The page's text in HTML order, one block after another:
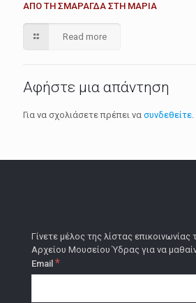
ΑΠΟ ΤΗ ΣΜΑΡΑΓΔΑ ΣΤΗ ΜΑΡΙΑ
Read more
Αφήστε μια απάντηση
Για να σχολιάσετε πρέπει να συνδεθείτε.
Γίνετε μέλος της λίστας επικοινωνίας
Αρχείου Μουσείου Ύδρας για να
Email *